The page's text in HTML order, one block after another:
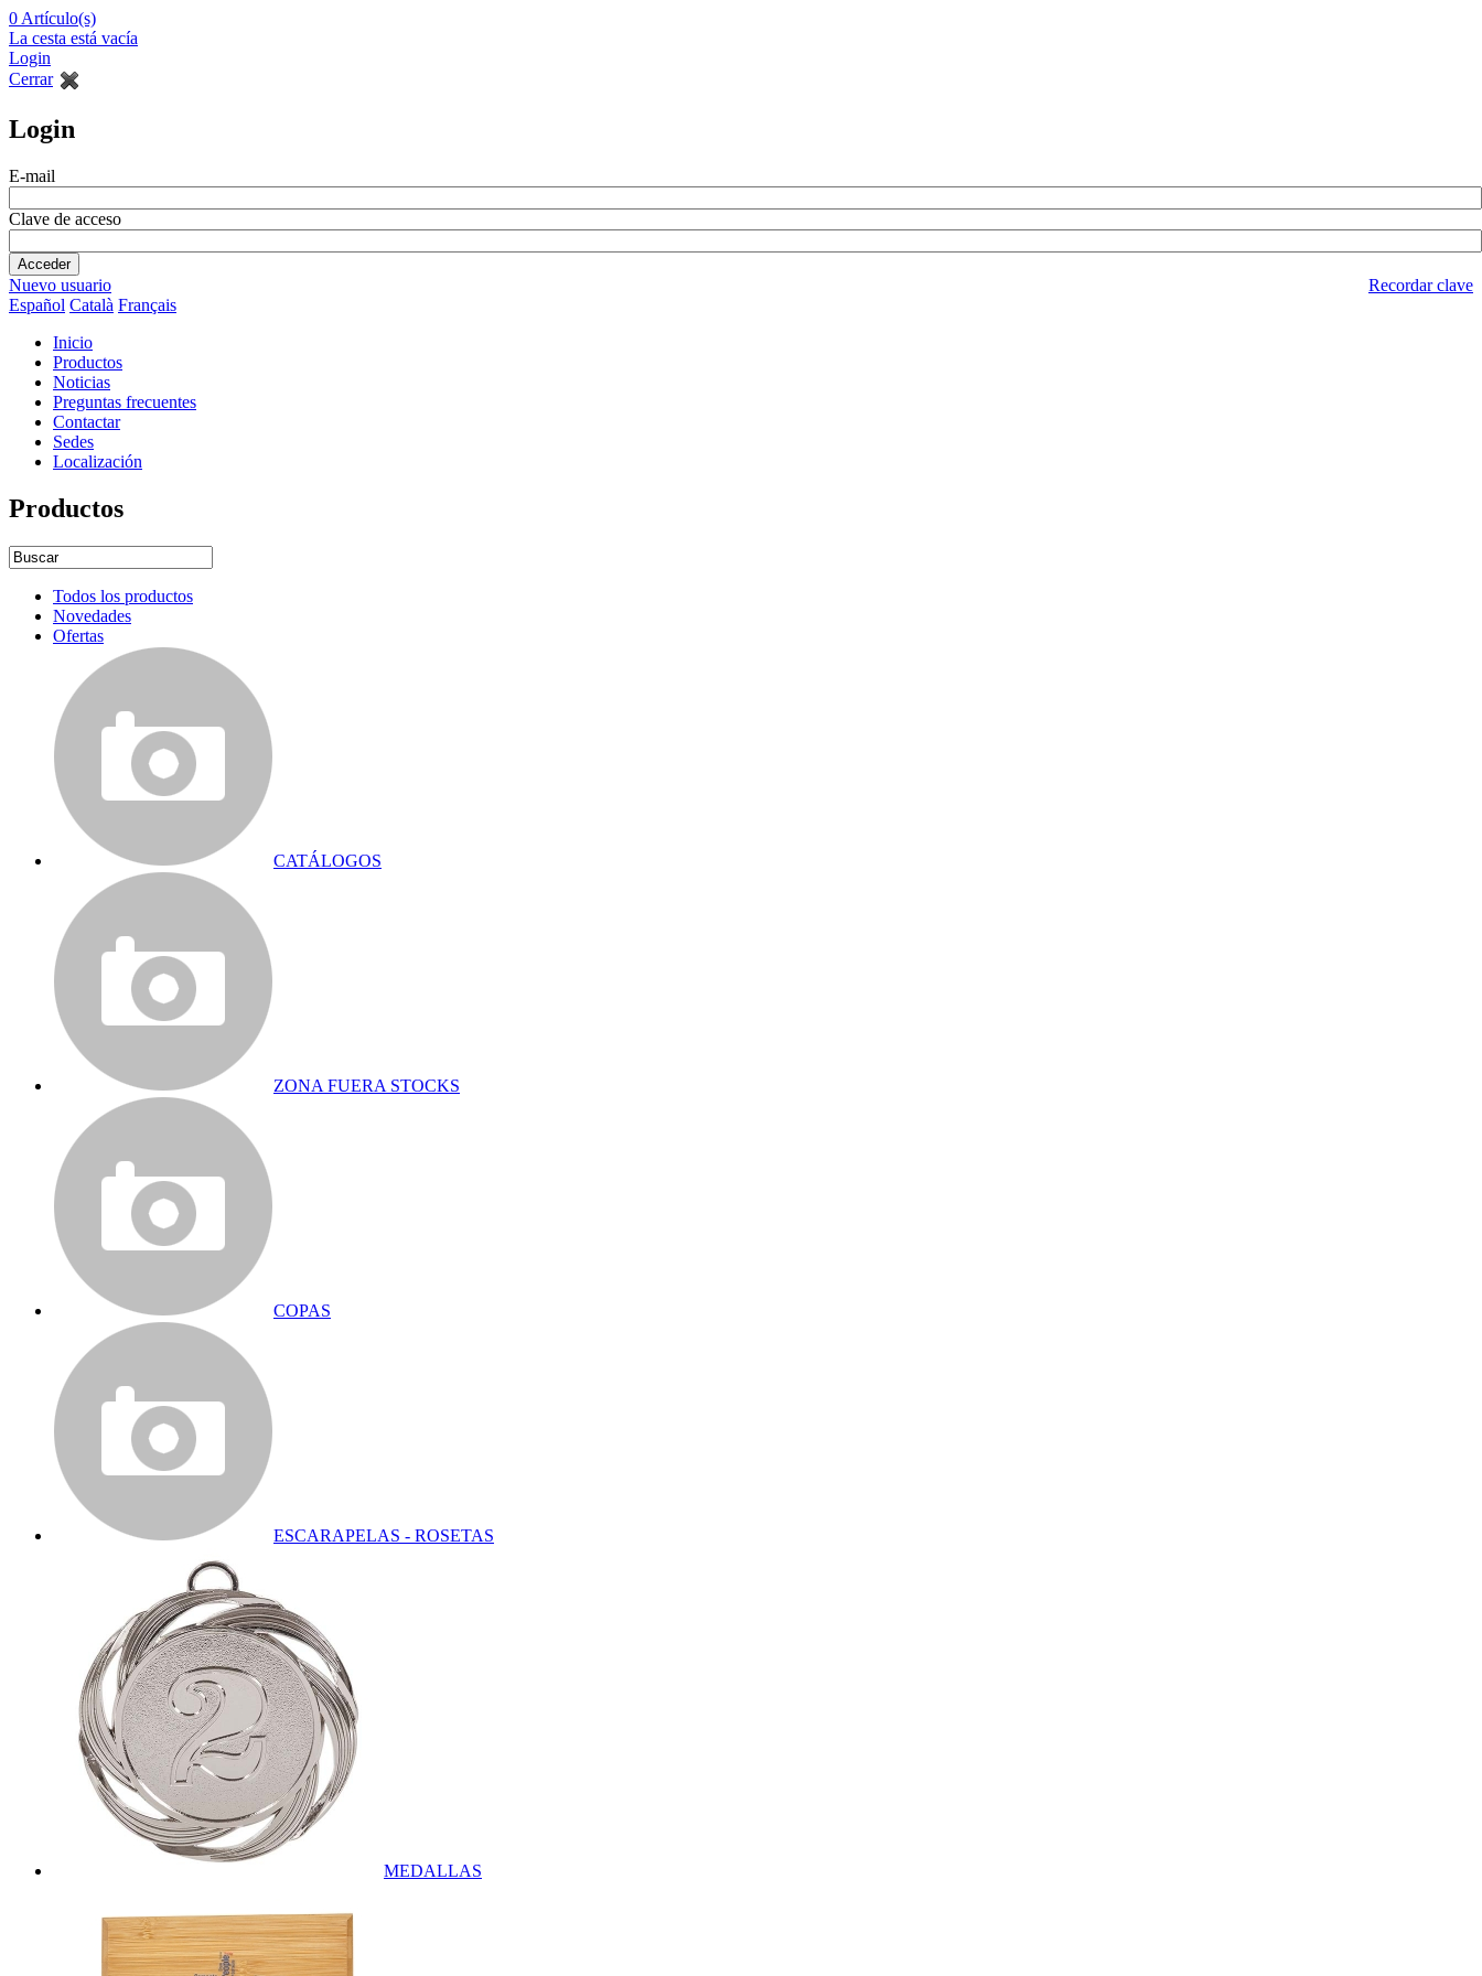
0 Artículo(s)
La cesta está vacía
Login
Cerrar
Login
E-mail
Clave de acceso
Nuevo usuario
Recordar clave
Español Català Français
Inicio
Productos
Noticias
Preguntas frecuentes
Contactar
Sedes
Localización
Productos
Todos los productos
Novedades
Ofertas
CATÁLOGOS
ZONA FUERA STOCKS
COPAS
ESCARAPELAS - ROSETAS
MEDALLAS